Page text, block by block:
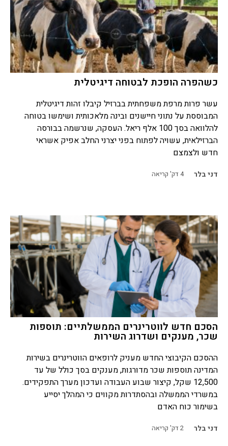
כשהפרה הופכת לבטוחה דיגיטלית
עשר פרות מרפת משפחתית בברזיל קיבלו זהות דיגיטלית
המבוססת על נתוני חיישנים ובינה מלאכותית ושימשו בטוחה
להלוואה בסך 100 אלף ריאל. העסקה, שנרשמה בבורסה
הברזילאית, עשויה לפתוח בפני יצרני החלב אפיק אשראי
חדש ולצמצם
דני בלר 4דק' קריאה
הסכם חדש לווטרינרים הממשלתיים: תוספות
שכר, מענקים ושדרוג השירות
ההסכם הקיבוצי החדש מעניק לרופאים הווטרינרים בשירות
המדינה תוספות שכר מדורגות, מענקים בסך כולל של עד
12,500 שקל, קיצור שבוע העבודה ועדכון מערך התפקידים.
במשרדי הממשלה ובהסתדרות מקווים כי המהלך יסייע
בשימור כוח האדם
דני בלר 2דק' קריאה